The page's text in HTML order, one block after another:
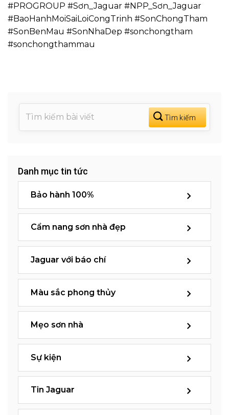
#PROGROUP #Sơn_Jaguar #NPP_Sơn_Jaguar
#BaoHanhMoiSaiLoiCongTrinh #SonChongTham
#SonBenMau #SonNhaDep #sonchongtham
#sonchongthammau
Danh mục tin tức
Bảo hành 100%
Cẩm nang sơn nhà đẹp
Jaguar với báo chí
Màu sắc phong thủy
Mẹo sơn nhà
Sự kiện
Tin Jaguar